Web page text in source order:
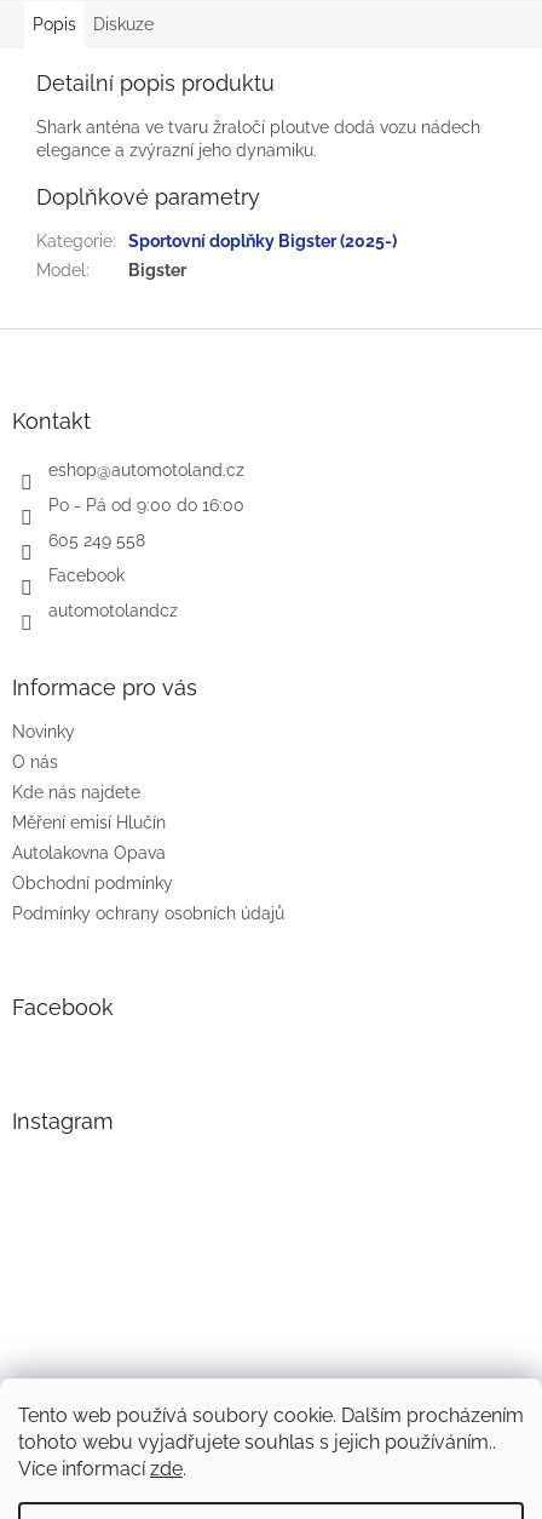
Tento web používá soubory cookie. Dalším procházením
tohoto webu vyjadřujete souhlas s jejich používáním..
Více informacízde.
Popis Diskuze
Detailní popis produktu
Shark anténa ve tvaru žraločí ploutve dodá vozu nádech
elegance a zvýrazní jeho dynamiku.
Doplňkové parametry
Kategorie:
Sportovní doplňky Bigster (2025-)
Model : Bigster
Kontakt
eshop@automotoland.cz
Po - Pá od 9:00 do 16:00
605 249 558
Facebook
automotolandcz
Informace pro vás
Novinky
O nás
Kde nás najdete
Měření emisí Hlučín
Autolakovna Opava
Obchodní podmínky
Podmínky ochrany osobních údajů
Facebook
Instagram
Sledovat na Instagramu